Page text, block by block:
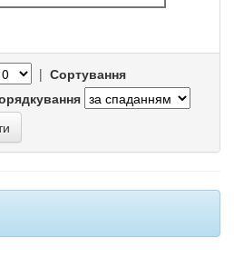
| Сортування